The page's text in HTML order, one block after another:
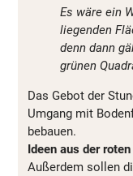
Es wäre ein
liegenden
denn dann
grünen
Das Gebot der
Umgang mit
bebauen.
Ideen aus der
Außerdem sollen